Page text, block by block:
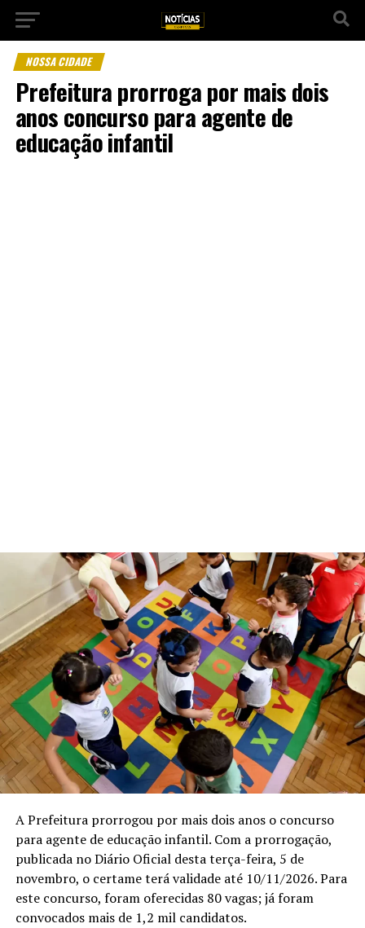
NOSSA CIDADE
Prefeitura prorroga por mais dois
anos concurso para agente de
educação infantil
A Prefeitura prorrogou por mais dois anos o concurso
para agente de educação infantil. Com a prorrogação,
publicada no Diário Oficial desta terça-feira, 5 de
novembro, o certame terá validade até 10/11/2026. Para
este concurso, foram oferecidas 80 vagas; já foram
convocados mais de 1,2 mil candidatos.